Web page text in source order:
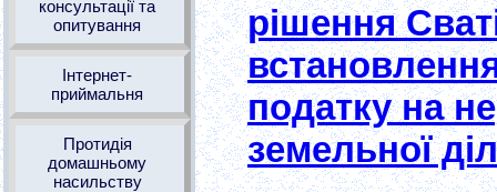
консультації та
опитування
Інтернет-
приймальня
Протидія
домашньому
насильству
рішення
податку на
земельної